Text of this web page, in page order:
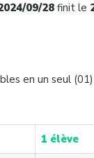
09/28 finit le
en un seul
1 élève